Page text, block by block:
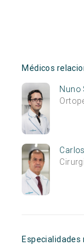
Médicos
Nuno
Especialidades